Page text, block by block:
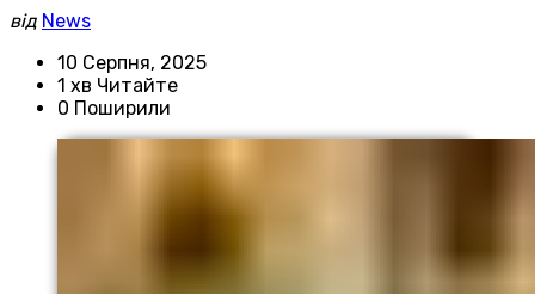
від News
10 Серпня, 2025
1 хв Читайте
0 Поширили